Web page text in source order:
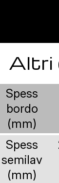
Altri
Spess
bordo
(mm)
Spess
semilav
(mm)